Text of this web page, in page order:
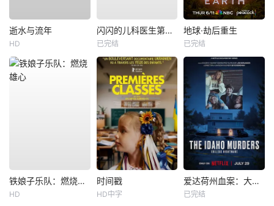
逝水与流年
HD
闪闪的儿科医生第四季
已完结
地球·劫后重生
已完结
铁娘子乐队：燃烧雄心
HD
时间戳
HD中字
爱达荷州血案：大学梦魇
已完结